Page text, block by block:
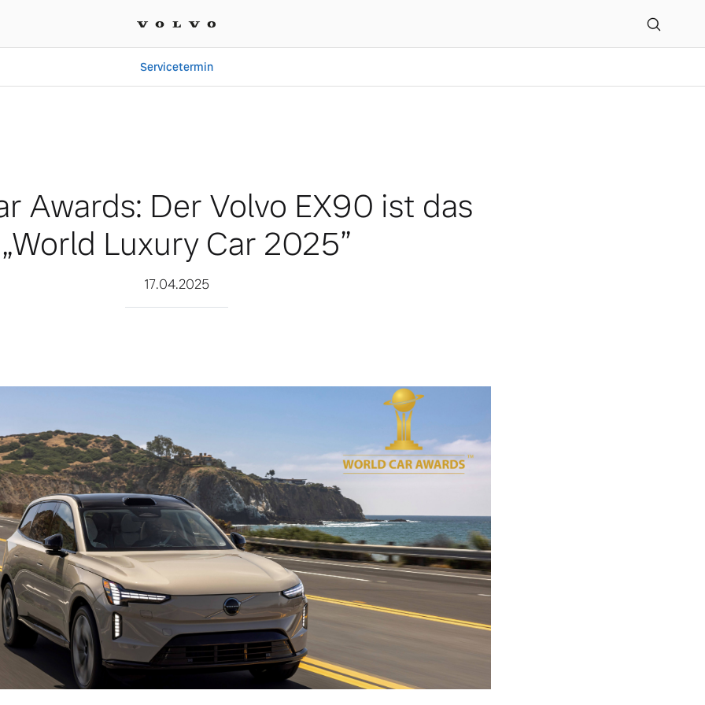
Servicetermin
Awards: Der Volvo EX90 ist das
„World Luxury Car 2025”
17.04.2025